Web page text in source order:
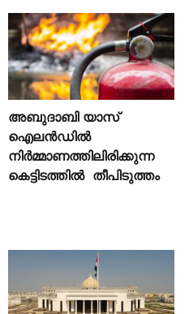
അബുദാബി യാസ്
ഐലൻഡിൽ
നിർമ്മാണത്തിലിരിക്കുന്ന
കെട്ടിടത്തിൽ തീപിടുത്തം